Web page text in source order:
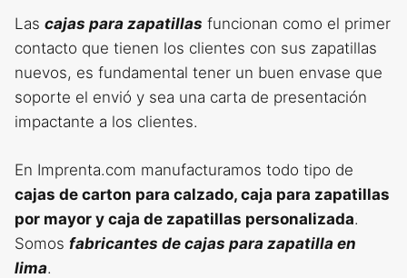
Las cajas para zapatillas funcionan como el primer
contacto que tienen los clientes con sus zapatillas
nuevos, es fundamental tener un buen envase que
soporte el envió y sea una carta de presentación
impactante a los clientes.
En Imprenta.com manufacturamos todo tipo de
cajas de carton para calzado, caja para zapatillas
por mayor y caja de zapatillas personalizada.
Somos fabricantes de cajas para zapatilla en
lima.